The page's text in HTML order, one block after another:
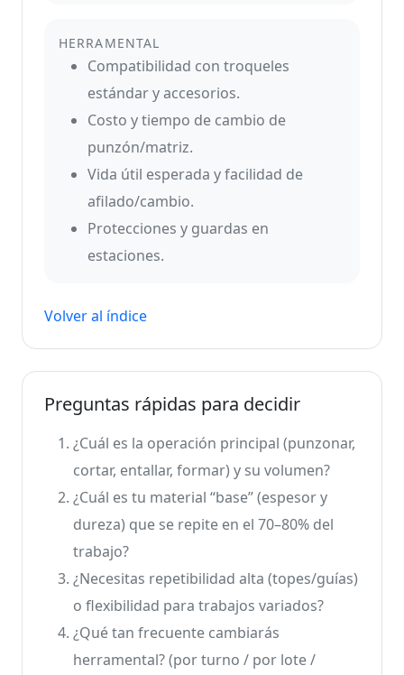
HERRAMENTAL
Compatibilidad con troqueles
estándar y accesorios.
Costo y tiempo de cambio de
punzón/matriz.
Vida útil esperada y facilidad de
afilado/cambio.
Protecciones y guardas en
estaciones.
Volver al índice
Preguntas rápidas para decidir
¿Cuál es la operación principal (punzonar,
cortar, entallar, formar) y su volumen?
¿Cuál es tu material “base” (espesor y
dureza) que se repite en el 70–80% del
trabajo?
¿Necesitas repetibilidad alta (topes/guías)
o flexibilidad para trabajos variados?
¿Qué tan frecuente cambiarás
herramental? (por turno / por lote /